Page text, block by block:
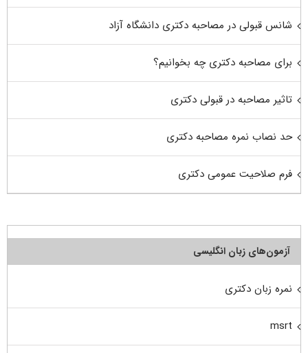
شانس قبولی در مصاحبه دکتری دانشگاه آزاد
برای مصاحبه دکتری چه بخوانیم؟
تاثیر مصاحبه در قبولی دکتری
حد نصاب نمره مصاحبه دکتری
فرم صلاحیت عمومی دکتری
آزمون‌های زبان انگلیسی
نمره زبان دکتری
msrt